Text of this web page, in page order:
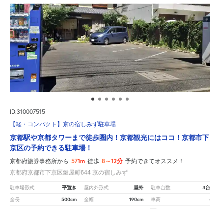
ID:310007515
【軽・コンパクト】京の宿しみず駐車場
京都駅や京都タワーまで徒歩圏内！京都観光にはココ！京都市下
京区の予約できる駐車場！
京都府旅券事務所から 571m 徒歩 8～12分 予約できてオススメ！
京都府京都市下京区鍵屋町644 京の宿しみず
駐車場形式 平置き 屋内外形式 屋外 駐車台数 4台
全長 500cm 全幅 190cm 車高 -